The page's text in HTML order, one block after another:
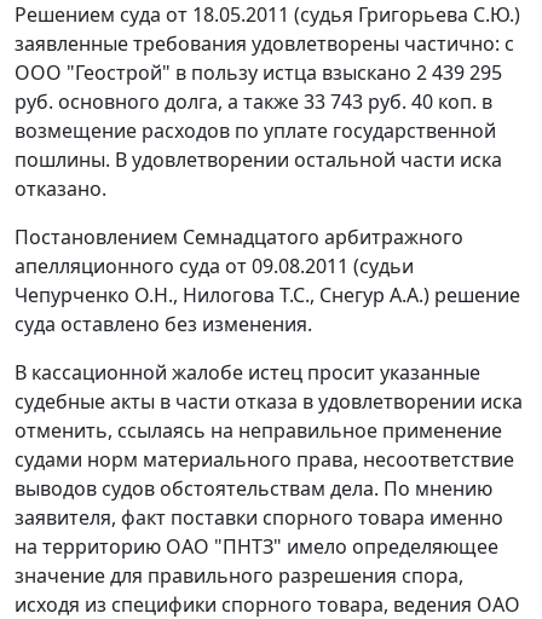
Решением суда от 18.05.2011 (судья Григорьева С.Ю.)
заявленные требования удовлетворены частично: с
ООО "Геострой" в пользу истца взыскано 2 439 295
руб. основного долга, а также 33 743 руб. 40 коп. в
возмещение расходов по уплате государственной
пошлины. В удовлетворении остальной части иска
отказано.
Постановлением Семнадцатого арбитражного
апелляционного суда от 09.08.2011 (судьи
Чепурченко О.Н., Нилогова Т.С., Снегур А.А.) решение
суда оставлено без изменения.
В кассационной жалобе истец просит указанные
судебные акты в части отказа в удовлетворении иска
отменить, ссылаясь на неправильное применение
судами норм материального права, несоответствие
выводов судов обстоятельствам дела. По мнению
заявителя, факт поставки спорного товара именно
на территорию ОАО "ПНТЗ" имело определяющее
значение для правильного разрешения спора,
исходя из специфики спорного товара, ведения ОАО